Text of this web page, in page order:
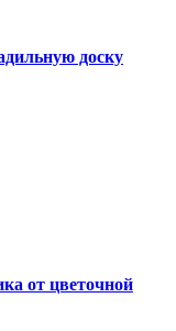
доску
от цветочной